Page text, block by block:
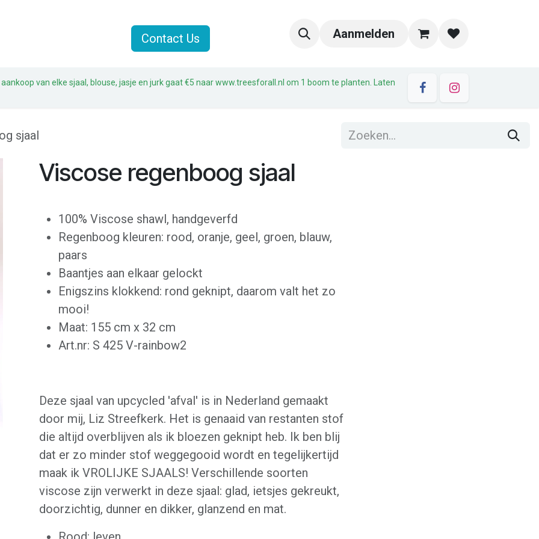
Contact Us Aanmelden
van elke sjaal, blouse, jasje en jurk gaat €5 naar www.treesforall.nl om 1 boom te planten. Laten
sjaal
Viscose regenboog sjaal
100% Viscose shawl, handgeverfd
Regenboog kleuren: rood, oranje, geel, groen, blauw,
paars
Baantjes aan elkaar gelockt
Enigszins klokkend: rond geknipt, daarom valt het zo
mooi!
Maat: 155 cm x 32 cm
Art.nr: S 425 V-rainbow2
Deze sjaal van upcycled 'afval' is in Nederland gemaakt
door mij, Liz Streefkerk. Het is genaaid van restanten stof
die altijd overblijven als ik bloezen geknipt heb. Ik ben blij
dat er zo minder stof weggegooid wordt en tegelijkertijd
maak ik VROLIJKE SJAALS! Verschillende soorten
viscose zijn verwerkt in deze sjaal: glad, ietsjes gekreukt,
doorzichtig, dunner en dikker, glanzend en mat.